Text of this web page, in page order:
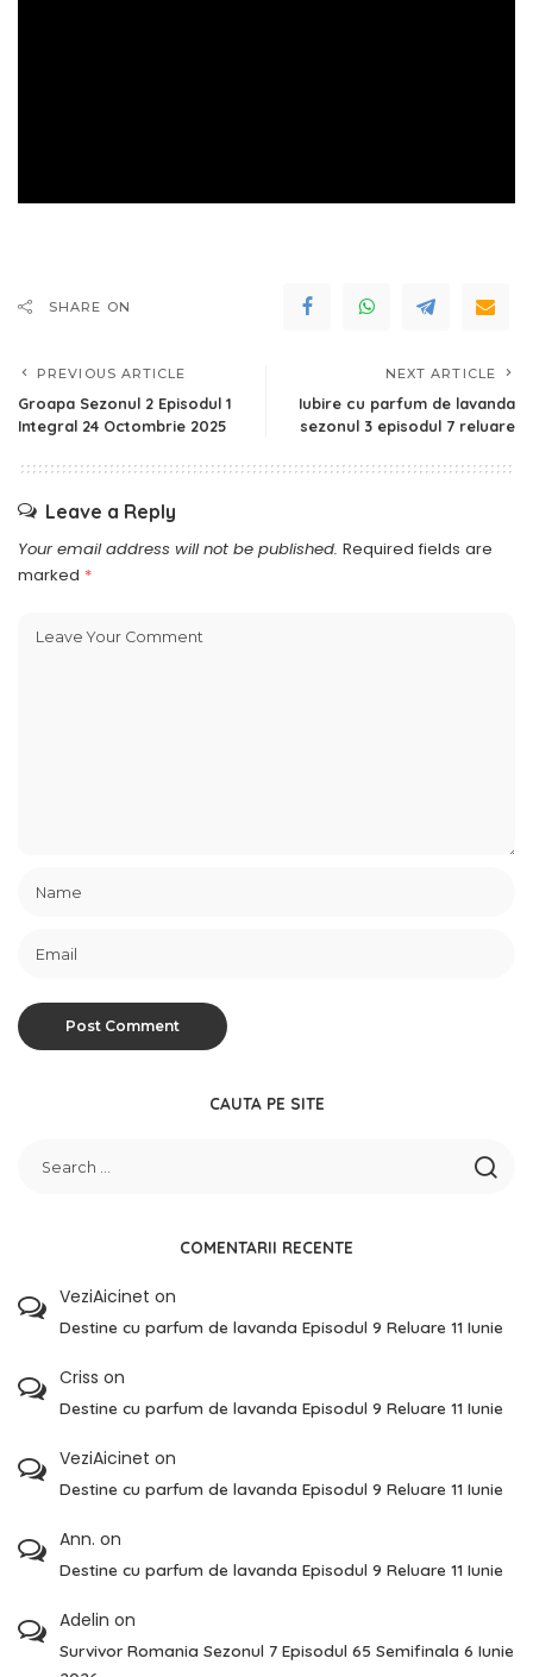
SHARE ON
PREVIOUS ARTICLE
Groapa Sezonul 2 Episodul 1
Integral 24 Octombrie 2025
NEXT ARTICLE
Iubire cu parfum de lavanda
sezonul 3 episodul 7 reluare
Leave a Reply
Your email address will not be published. Required fields are
marked *
CAUTA PE SITE
COMENTARII RECENTE
VeziAicinet on
Destine cu parfum de lavanda Episodul 9 Reluare 11 Iunie
Criss on
Destine cu parfum de lavanda Episodul 9 Reluare 11 Iunie
VeziAicinet on
Destine cu parfum de lavanda Episodul 9 Reluare 11 Iunie
Ann. on
Destine cu parfum de lavanda Episodul 9 Reluare 11 Iunie
Adelin on
Survivor Romania Sezonul 7 Episodul 65 Semifinala 6 Iunie